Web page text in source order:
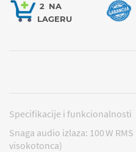
2 NA
LAGERU
Specifikacije i funkcionalnosti
Snaga audio izlaza: 100 W
visokotonca)